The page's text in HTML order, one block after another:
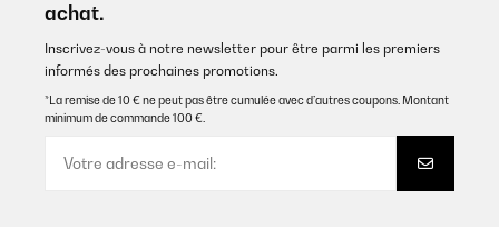
achat.
Inscrivez-vous à notre newsletter pour être parmi les premiers
informés des prochaines promotions.
*La remise de 10 € ne peut pas être cumulée avec d’autres coupons. Montant
minimum de commande 100 €.